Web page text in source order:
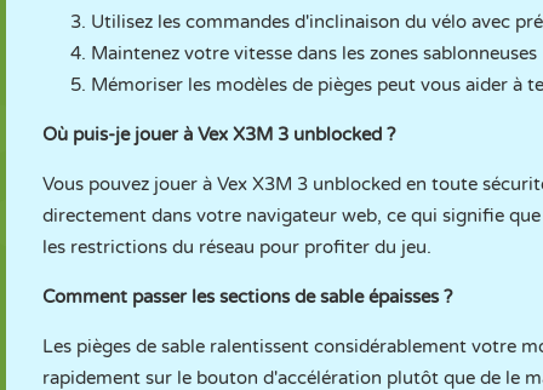
Utilisez les commandes d'inclinaison du vélo avec
Maintenez votre vitesse dans les zones
Mémoriser les modèles de pièges peut vous aider à
Où puis-je jouer à Vex X3M 3 unblocked ?
Vous pouvez jouer à Vex X3M 3 unblocked en toute
directement dans votre navigateur web, ce qui signifie
les restrictions du réseau pour profiter du jeu.
Comment passer les sections de sable épaisses ?
Les pièges de sable ralentissent considérablement votre
rapidement sur le bouton d'accélération plutôt que de le